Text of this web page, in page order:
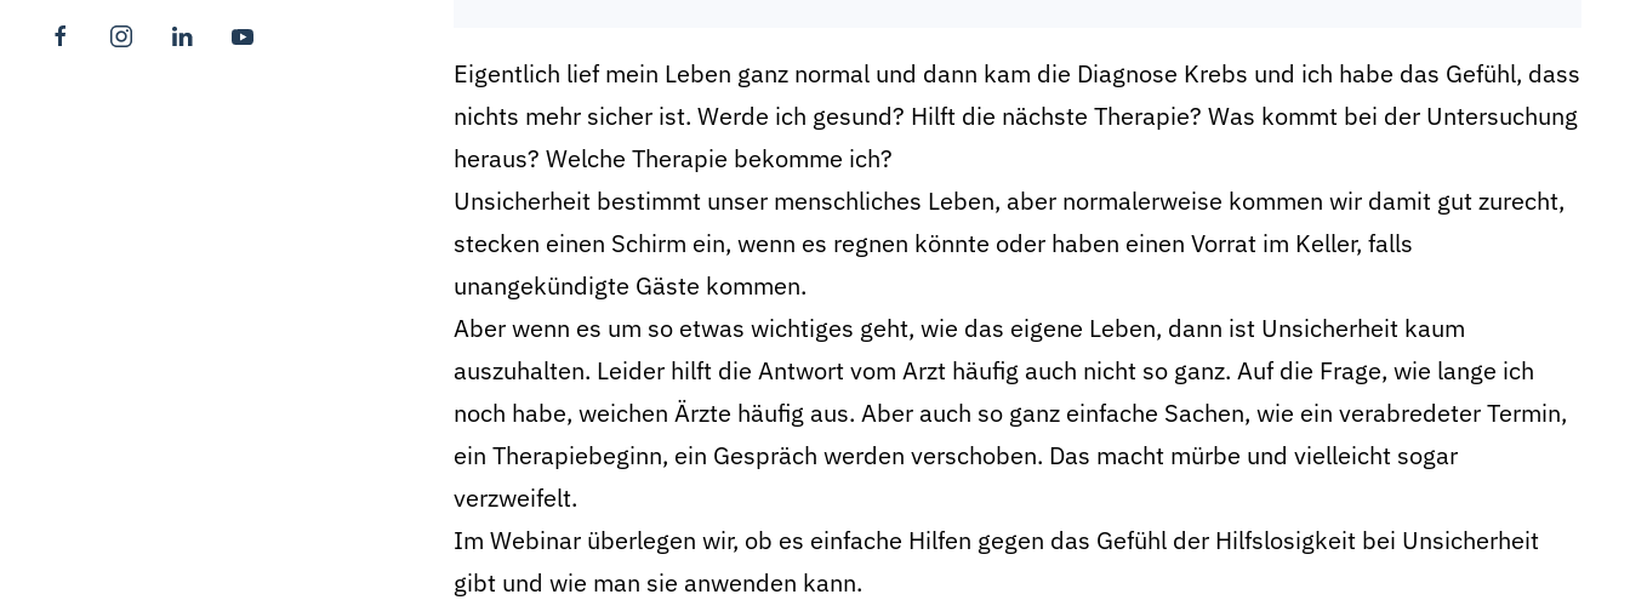
Eigentlich lief mein Leben ganz normal und dann kam die Diagnose Krebs und ich habe das Gefühl, dass
nichts mehr sicher ist. Werde ich gesund? Hilft die nächste Therapie? Was kommt bei der Untersuchung
heraus? Welche Therapie bekomme ich?
Unsicherheit bestimmt unser menschliches Leben, aber normalerweise kommen wir damit gut zurecht,
stecken einen Schirm ein, wenn es regnen könnte oder haben einen Vorrat im Keller, falls
unangekündigte Gäste kommen.
Aber wenn es um so etwas wichtiges geht, wie das eigene Leben, dann ist Unsicherheit kaum
auszuhalten. Leider hilft die Antwort vom Arzt häufig auch nicht so ganz. Auf die Frage, wie lange ich
noch habe, weichen Ärzte häufig aus. Aber auch so ganz einfache Sachen, wie ein verabredeter Termin,
ein Therapiebeginn, ein Gespräch werden verschoben. Das macht mürbe und vielleicht sogar
verzweifelt.
Im Webinar überlegen wir, ob es einfache Hilfen gegen das Gefühl der Hilfslosigkeit bei Unsicherheit
gibt und wie man sie anwenden kann.